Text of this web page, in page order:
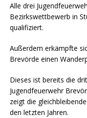
Alle drei
Bezirkswettbewerb in
qualifiziert.
Außerdem erkämpfte
Brevörde einen
Dieses ist bereits die
Jugendfeuerwehr
zeigt die
den letzten Jahren.